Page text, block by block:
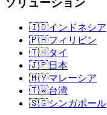
🇮🇩インドネシア
🇵🇭フィリピン
🇹🇭タイ
🇯🇵日本
🇲🇾マレーシア
🇹🇼台湾
🇸🇬シンガポール